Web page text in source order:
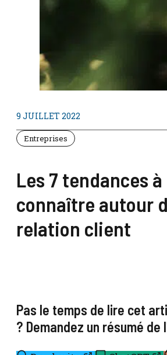
9 JUILLET 2022
Entreprises
Les 7 tendances à
connaître autour
relation client
Pas le temps de lire cet
? Demandez un résumé de